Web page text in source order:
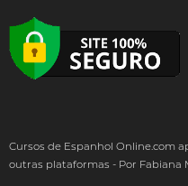
Cursos de Espanhol Online.com
outras plataformas - Por Fabiana